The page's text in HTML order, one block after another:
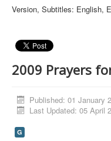
Version, Subtitles: English,
2009 Prayers
Published: 01 January
Last Updated: 05 April
G